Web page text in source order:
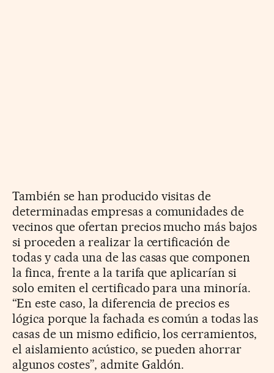
También se han producido visitas de
determinadas empresas a comunidades de
vecinos que ofertan precios mucho más bajos
si proceden a realizar la certificación de
todas y cada una de las casas que componen
la finca, frente a la tarifa que aplicarían si
solo emiten el certificado para una minoría.
“En este caso, la diferencia de precios es
lógica porque la fachada es común a todas las
casas de un mismo edificio, los cerramientos,
el aislamiento acústico, se pueden ahorrar
algunos costes”, admite Galdón.